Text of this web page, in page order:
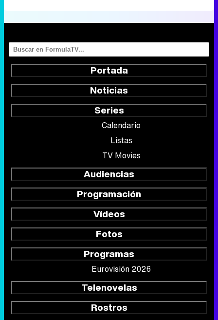
Portada
Noticias
Series
Calendario
Listas
TV Movies
Audiencias
Programación
Vídeos
Fotos
Programas
Eurovisión 2026
Telenovelas
Rostros